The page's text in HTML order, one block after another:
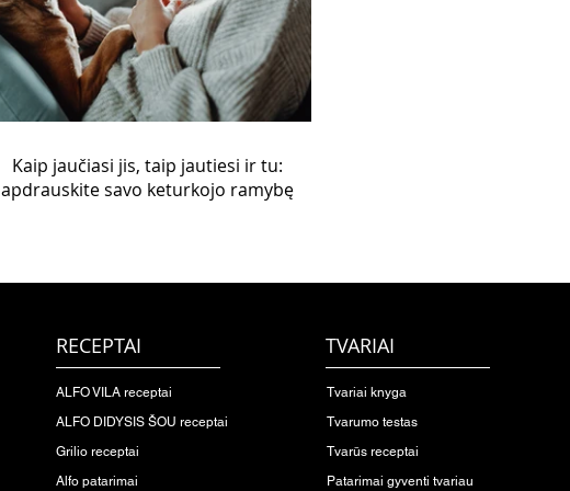
Kaip jaučiasi jis, taip jautiesi ir tu:
apdrauskite savo keturkojo ramybę
RECEPTAI
ALFO VILA receptai
ALFO DIDYSIS ŠOU receptai
Grilio receptai
Alfo patarimai
TVARIAI
Tvariai knyga
Tvarumo testas
Tvarūs receptai
Patarimai gyventi tvariau